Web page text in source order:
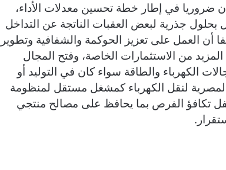
ضروريا في إطار خطة تحسين معدلات الأداء،
بحلول جذرية لبعض العقبات الناتجة عن التداخل
العمل على تعزيز الحوكمة والشفافية وتطوير
من الاستثمارات الخاصة، وفتح المجال
الكهرباء والطاقة سواء كان في التوليد أو
المصرية لنقل الكهرباء كمشغل مستقل لمنظومة
تكفل تكافؤ الفرص بما يحافظ على مصالح منتجي